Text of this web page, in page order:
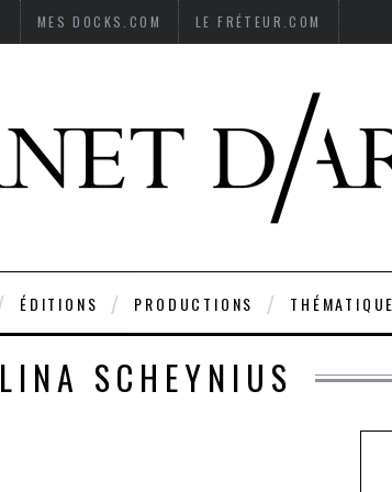
MES DOCKS.COM LE FRÉTEUR.COM
ÉDITIONS PRODUCTIONS
LINA SCHEYNIUS